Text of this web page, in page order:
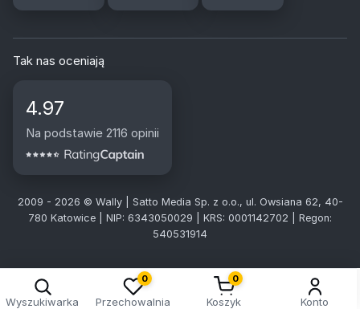
Tak nas oceniają
4.97
Na podstawie 2116 opinii
2009 - 2026 © Wally | Satto Media Sp. z o.o., ul. Owsiana 62, 40-
780 Katowice | NIP: 6343050029 | KRS: 0001142702 | Regon:
540531914
Wyszukiwarka
0
Przechowalnia
0
Koszyk Konto